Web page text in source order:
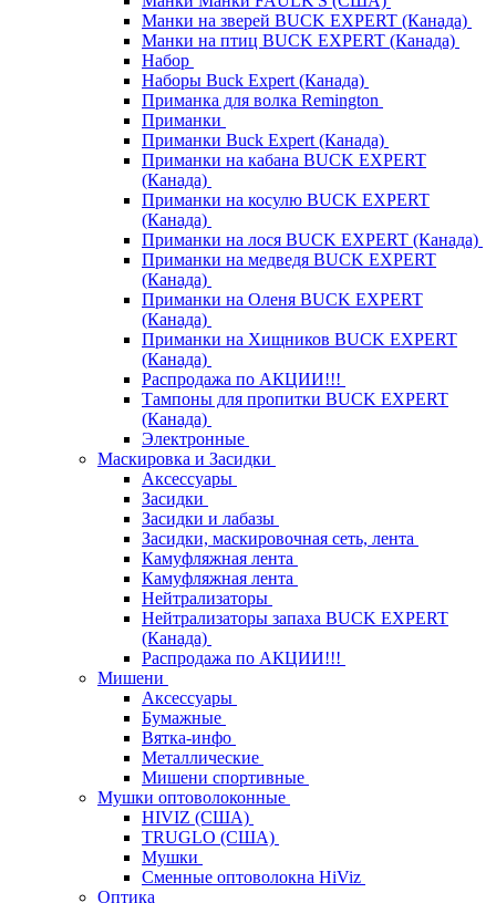
Манки на зверей BUCK EXPERT (Канада)
Манки на птиц BUCK EXPERT (Канада)
Набор
Наборы Buck Expert (Канада)
Приманка для волка Remington
Приманки
Приманки Buck Expert (Канада)
Приманки на кабана BUCK EXPERT
(Канада)
Приманки на косулю BUCK EXPERT
(Канада)
Приманки на лося BUCK EXPERT (Канада)
Приманки на медведя BUCK EXPERT
(Канада)
Приманки на Оленя BUCK EXPERT
(Канада)
Приманки на Хищников BUCK EXPERT
(Канада)
Распродажа по АКЦИИ!!!
Тампоны для пропитки BUCK EXPERT
(Канада)
Электронные
Маскировка и Засидки
Аксессуары
Засидки
Засидки и лабазы
Засидки, маскировочная сеть, лента
Камуфляжная лента
Камуфляжная лента
Нейтрализаторы
Нейтрализаторы запаха BUCK EXPERT
(Канада)
Распродажа по АКЦИИ!!!
Мишени
Аксессуары
Бумажные
Вятка-инфо
Металлические
Мишени спортивные
Мушки оптоволоконные
HIVIZ (США)
TRUGLO (США)
Мушки
Сменные оптоволокна HiViz
Оптика